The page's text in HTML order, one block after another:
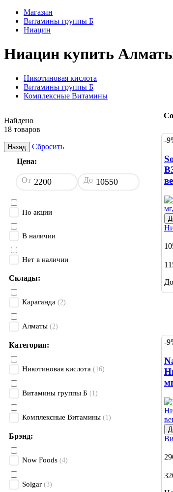
Магазин
Витамины группы Б
Ниацин
Ниацин купить
Никотиновая кислота
Витамины группы Б
Комплексные Витамины
Найдено
18 товаров
Назад
Сбросить
Цена:
От До
По акции
В наличии
Нет в наличии
Склады:
Караганда (2)
Алматы (2)
Категория:
Никотиновая кислота (16)
Витамины группы Б (1)
Комплексные Витамины (1)
Брэнд:
Now Foods (4)
Solgar (3)
-
-